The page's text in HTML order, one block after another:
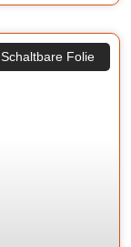
Schaltbare Folie